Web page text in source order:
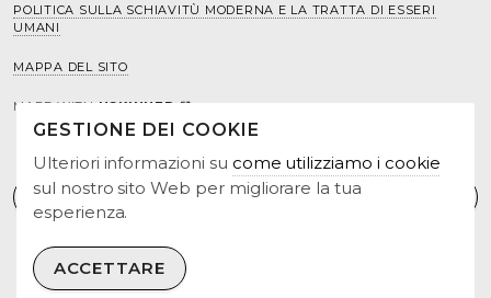
POLITICA SULLA SCHIAVITÙ MODERNA E LA TRATTA DI ESSERI
UMANI
MAPPA DEL SITO
MADE WITH USKINNED
GESTIONE DEI COOKIE
Ulteriori informazioni su come utilizziamo i cookie
sul nostro sito Web per migliorare la tua
esperienza.
ACCETTARE